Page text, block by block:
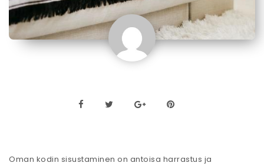
Oman kodin sisustaminen on antoisa harrastus ja